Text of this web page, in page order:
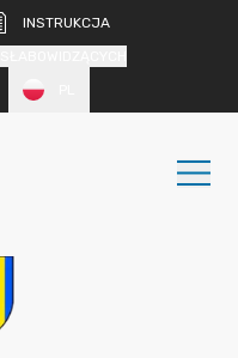
INSTRUKCJA